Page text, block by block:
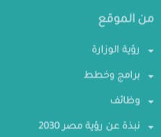
من الموقع
رؤية الوزارة
برامج وخطط
وظائف
نبذة عن رؤية مصر 2030